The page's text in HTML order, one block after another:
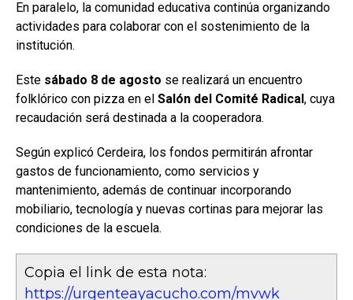
En paralelo, la comunidad educativa continúa organizando
actividades para colaborar con el sostenimiento de la
institución.
Este sábado 8 de agosto se realizará un encuentro
folklórico con pizza en el Salón del Comité Radical, cuya
recaudación será destinada a la cooperadora.
Según explicó Cerdeira, los fondos permitirán afrontar
gastos de funcionamiento, como servicios y
mantenimiento, además de continuar incorporando
mobiliario, tecnología y nuevas cortinas para mejorar las
condiciones de la escuela.
Copia el link de esta nota:
https://urgenteayacucho.com/mvwk